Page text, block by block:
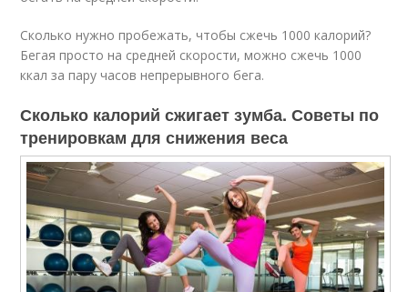
Сколько нужно пробежать, чтобы сжечь 1000 калорий?
Бегая просто на средней скорости, можно сжечь 1000
ккал за пару часов непрерывного бега.
Сколько калорий сжигает зумба. Советы по
тренировкам для снижения веса